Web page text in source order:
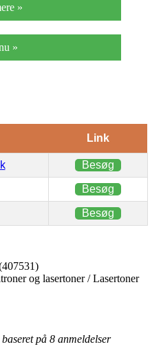
»
»
Link
Besøg
Besøg
Besøg
og lasertoner / Lasertoner
på 8 anmeldelser